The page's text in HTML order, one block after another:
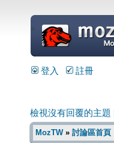
=
登入 註冊
檢視沒有回覆的主題
MozTW» 討論區首頁